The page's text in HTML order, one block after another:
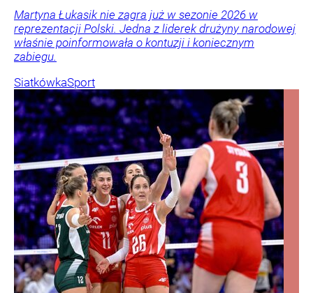
Martyna Łukasik nie zagra już w sezonie 2026 w
reprezentacji Polski. Jedna z liderek drużyny narodowej
właśnie poinformowała o kontuzji i koniecznym
zabiegu.
SiatkówkaSport